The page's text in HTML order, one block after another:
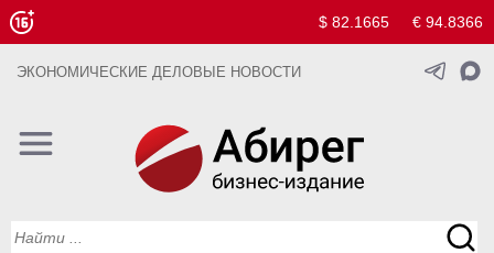
$ 82.1665 € 94.8366
ЭКОНОМИЧЕСКИЕ ДЕЛОВЫЕ НОВОСТИ